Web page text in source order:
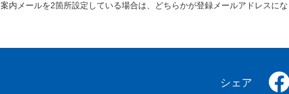
案内メールを2箇所設定している場合は、どちらかが登録メールアドレスにな
シェア